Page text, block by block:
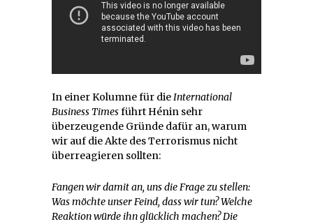
In einer Kolumne für dieInternational
Business Timesführt Hénin sehr
überzeugende Gründe dafür an, warum
wir auf die Akte des Terrorismus nicht
überreagieren sollten:
Fangen wir damit an, uns die Frage zu stellen:
Was möchte unser Feind, dass wir tun? Welche
Reaktion würde ihn glücklich machen? Die